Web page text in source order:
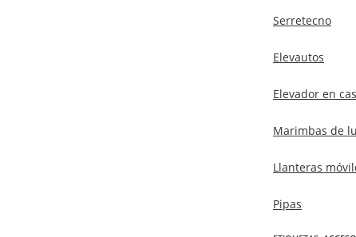
Serretecno
Elevautos
Elevador en
Marimbas de
Llanteras
Pipas